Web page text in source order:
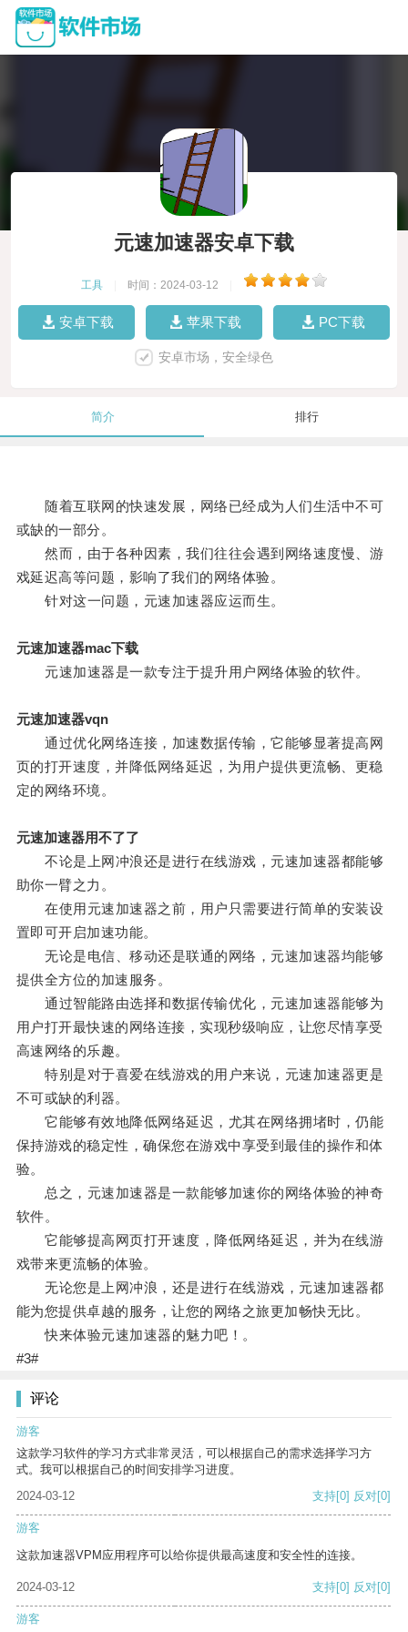
元速加速器安卓下载
工具 时间：2024-03-12
安卓下载 苹果下载 PC下载
安卓市场，安全绿色
简介 排行
随着互联网的快速发展，网络已经成为人们生活中不可
或缺的一部分。
然而，由于各种因素，我们往往会遇到网络速度慢、游
戏延迟高等问题，影响了我们的网络体验。
针对这一问题，元速加速器应运而生。
元速加速器mac下载
元速加速器是一款专注于提升用户网络体验的软件。
元速加速器vqn
通过优化网络连接，加速数据传输，它能够显著提高网
页的打开速度，并降低网络延迟，为用户提供更流畅、更稳
定的网络环境。
元速加速器用不了了
不论是上网冲浪还是进行在线游戏，元速加速器都能够
助你一臂之力。
在使用元速加速器之前，用户只需要进行简单的安装设
置即可开启加速功能。
无论是电信、移动还是联通的网络，元速加速器均能够
提供全方位的加速服务。
通过智能路由选择和数据传输优化，元速加速器能够为
用户打开最快速的网络连接，实现秒级响应，让您尽情享受
高速网络的乐趣。
特别是对于喜爱在线游戏的用户来说，元速加速器更是
不可或缺的利器。
它能够有效地降低网络延迟，尤其在网络拥堵时，仍能
保持游戏的稳定性，确保您在游戏中享受到最佳的操作和体
验。
总之，元速加速器是一款能够加速你的网络体验的神奇
软件。
它能够提高网页打开速度，降低网络延迟，并为在线游
戏带来更流畅的体验。
无论您是上网冲浪，还是进行在线游戏，元速加速器都
能为您提供卓越的服务，让您的网络之旅更加畅快无比。
快来体验元速加速器的魅力吧！。
#3#
评论
游客
这款学习软件的学习方式非常灵活，可以根据自己的需求选择学习方
式。我可以根据自己的时间安排学习进度。
2024-03-12
支持[0] 反对[0]
游客
这款加速器VPM应用程序可以给你提供最高速度和安全性的连接。
2024-03-12 支持[0] 反对[0]
游客